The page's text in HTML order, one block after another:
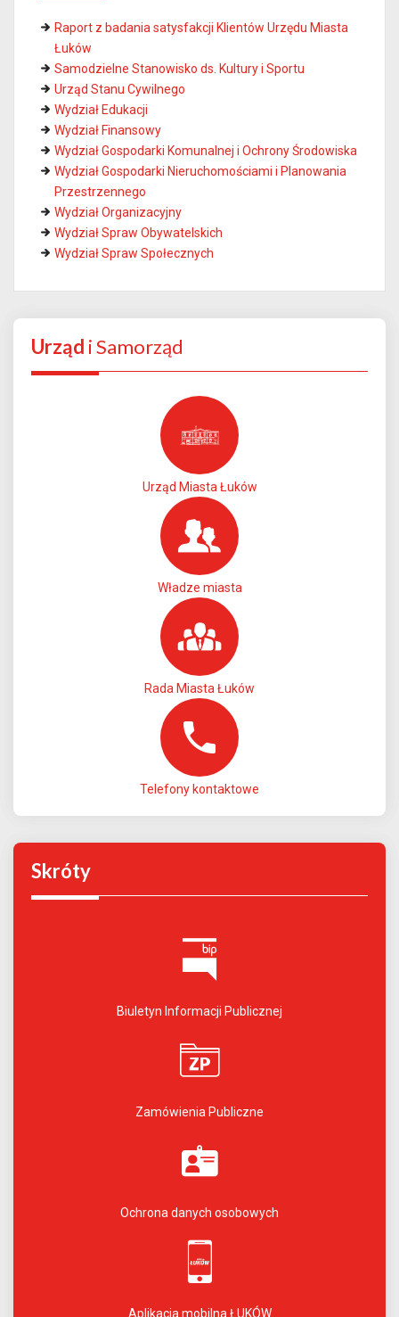
Raport z badania satysfakcji Klientów Urzędu Miasta
Łuków
Samodzielne Stanowisko ds. Kultury i Sportu
Urząd Stanu Cywilnego
Wydział Edukacji
Wydział Finansowy
Wydział Gospodarki Komunalnej i Ochrony Środowiska
Wydział Gospodarki Nieruchomościami i Planowania
Przestrzennego
Wydział Organizacyjny
Wydział Spraw Obywatelskich
Wydział Spraw Społecznych
Urząd i Samorząd
Urząd Miasta Łuków
Władze miasta
Rada Miasta Łuków
Telefony kontaktowe
Skróty
Biuletyn Informacji Publicznej
Zamówienia Publiczne
Ochrona danych osobowych
Aplikacja mobilna ŁUKÓW